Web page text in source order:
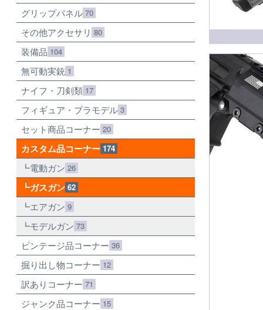
グリップパネル 70
その他アクセサリ 80
装備品 104
無可動実銃 1
ナイフ・刀剣類 17
フィギュア・プラモデル 3
セット商品コーナー 20
カスタム品コーナー 174
電動ガン 26
ガスガン 62
エアガン 9
モデルガン 73
ビンテージ品コーナー 36
掘り出し物コーナー 12
訳ありコーナー 71
ジャンク品コーナー 15